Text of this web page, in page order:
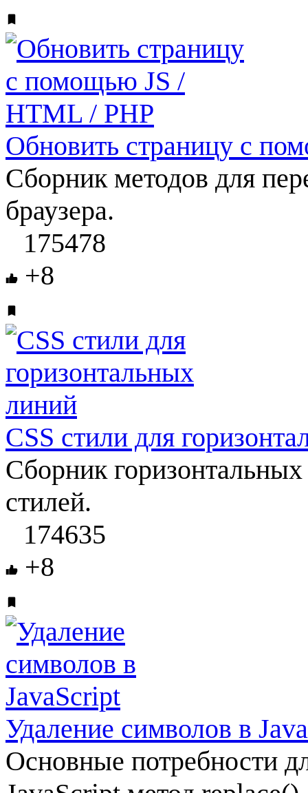
Обновить страницу с
Сборник методов для
браузера.
175478
+8
СSS стили для
Сборник
стилей.
174635
+8
Удаление символов в
Основные потребности